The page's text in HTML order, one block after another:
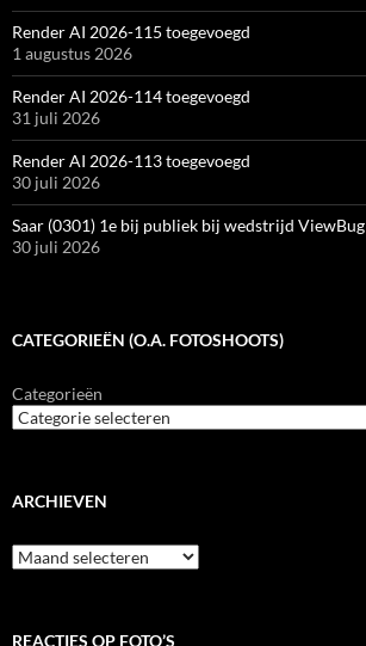
Render AI 2026-115 toegevoegd
1 augustus 2026
Render AI 2026-114 toegevoegd
31 juli 2026
Render AI 2026-113 toegevoegd
30 juli 2026
Saar (0301) 1e bij publiek bij wedstrijd ViewBug
30 juli 2026
CATEGORIEËN (O.A. FOTOSHOOTS)
Categorieën
ARCHIEVEN
Archieven
REACTIES OP FOTO’S